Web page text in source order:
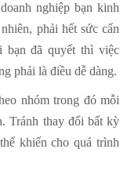
nghiệp bạn kinh
phải hết sức cẩn
đã quyết thì việc
phải là điều dễ dàng.
nhóm trong đó mỗi
Tránh thay đổi bất kỳ
khiến cho quá trình